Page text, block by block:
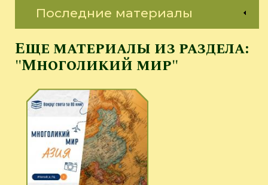
Последние материалы
Еще материалы из раздела:
"Многоликий мир"